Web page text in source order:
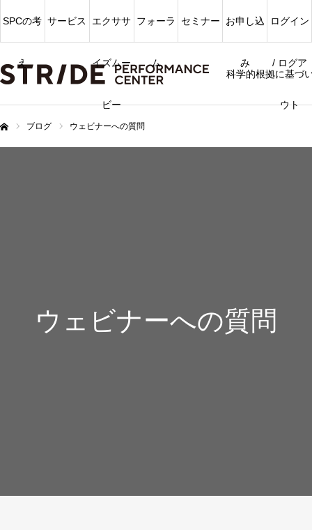
科学的根拠に基づ
SPCの考
え
サービス エクササ
イズムー
ビー
フォーラ
ム
セミナー お申し込
み
ログイン
/ ログア
ウト
ブログ ウェビナーへの質問
ウェビナーへの質問